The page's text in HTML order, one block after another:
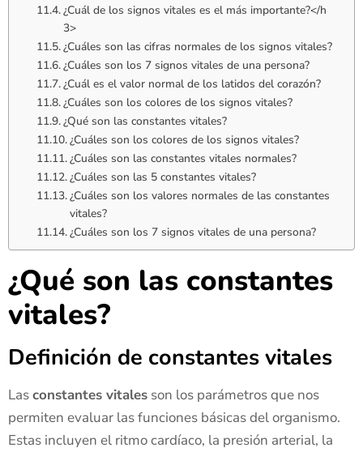
¿Cuál de los signos vitales es el más importante?</h
3>
¿Cuáles son las cifras normales de los signos vitales?
¿Cuáles son los 7 signos vitales de una persona?
¿Cuál es el valor normal de los latidos del corazón?
¿Cuáles son los colores de los signos vitales?
¿Qué son las constantes vitales?
¿Cuáles son los colores de los signos vitales?
¿Cuáles son las constantes vitales normales?
¿Cuáles son las 5 constantes vitales?
¿Cuáles son los valores normales de las constantes
vitales?
¿Cuáles son los 7 signos vitales de una persona?
¿Qué son las constantes
vitales?
Definición de constantes vitales
Lasconstantes vitales son los parámetros que nos
permiten evaluar las funciones básicas del organismo.
Estas incluyen el ritmo cardíaco, la presión arterial, la